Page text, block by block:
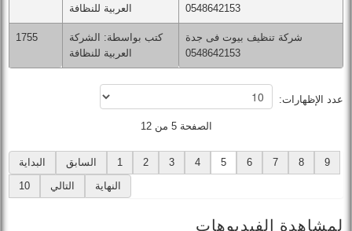
0548642153
العربية للنظافة
شركة تنظيف بيوت فى جدة
0548642153
كتب بواسطة: الشركة
العربية للنظافة
1755
عدد الإظهارات:
الصفحة 5 من 12
البداية السابق 1 2 3 4 5 6 7 8
9
10
التالي النهاية
لمشاهدة الفيديوهات